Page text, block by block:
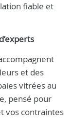
fiable et
et des
vitrées au
pensé pour
vos contraintes